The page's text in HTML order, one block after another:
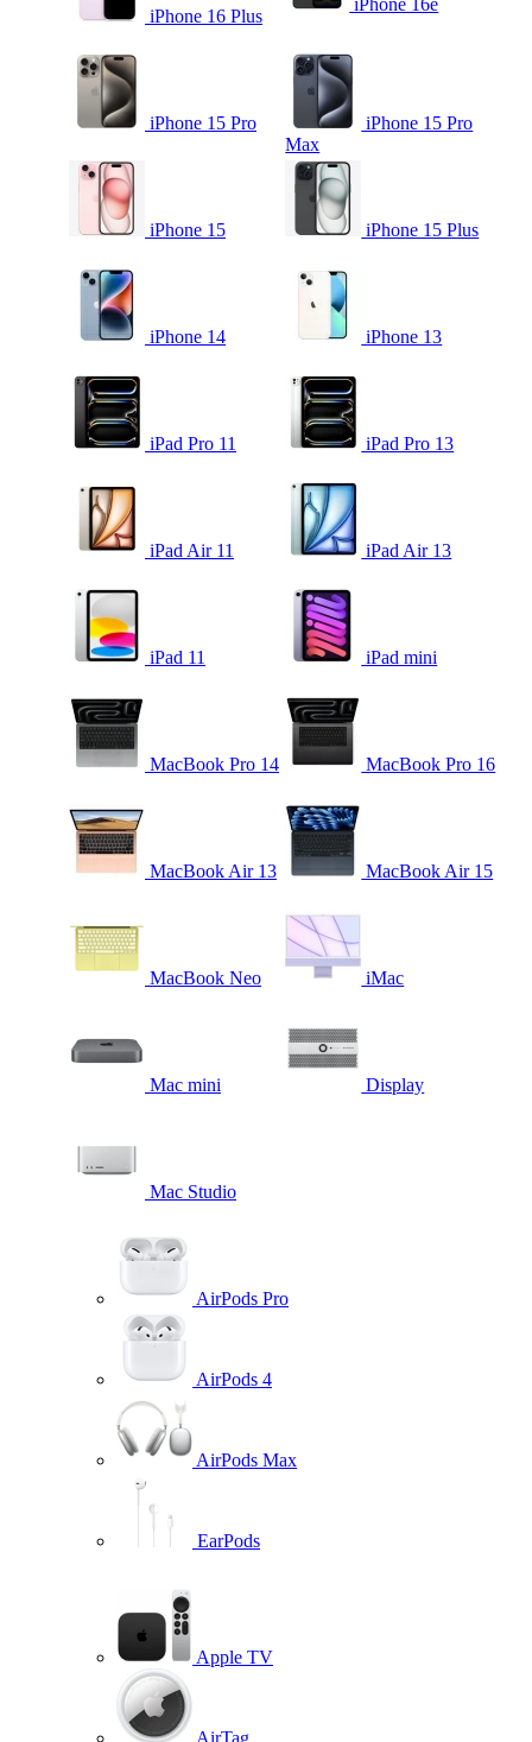
iPhone 16 Plus
iPhone 16e
iPhone 15 Pro
iPhone 15 Pro
Max
iPhone 15 iPhone 15 Plus
iPhone 14 iPhone 13
iPad Pro 11 iPad Pro 13
iPad Air 11 iPad Air 13
iPad 11 iPad mini
MacBook Pro 14 MacBook Pro 16
MacBook Air 13 MacBook Air 15
MacBook Neo iMac
Mac mini Display
Mac Studio
AirPods Pro
AirPods 4
AirPods Max
EarPods
Apple TV